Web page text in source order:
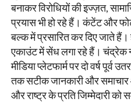
बनाकर विरोधियों की इज्ज़त,
प्रयास भी हो रहे हैं। कंटेंट और
बल्क में प्रसारित कर दिए जाते
एकाउंट में सेंध लगा रहे हैं।
मीडिया प्लेटफार्म पर दो वर्ष पूर्व
तक सटीक जानकारी और
और राष्ट्र के प्रति जिम्मेदारी